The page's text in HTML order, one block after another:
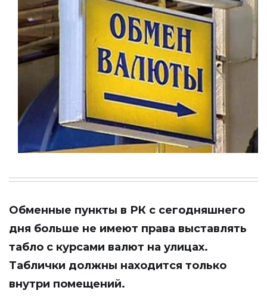
Обменные пункты в РК с сегодняшнего
дня больше не имеют права выставлять
табло с курсами валют на улицах.
Таблички должны находится только
внутри помещений.